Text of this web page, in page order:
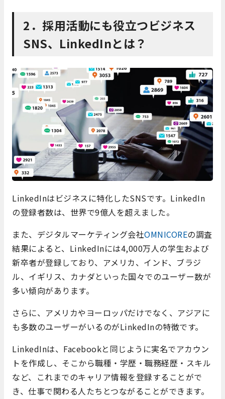
2．採用活動にも役立つビジネス
SNS、LinkedInとは？
LinkedInはビジネスに特化したSNSです。LinkedIn
の登録者数は、世界で9億人を超えました。
また、デジタルマーケティング会社OMNICOREの調査
結果によると、LinkedInには4,000万人の学生および
新卒者が登録しており、アメリカ、インド、ブラジ
ル、イギリス、カナダといった国々でのユーザー数が
多い傾向があります。
さらに、アメリカやヨーロッパだけでなく、アジアに
も多数のユーザーがいるのがLinkedInの特徴です。
LinkedInは、Facebookと同じように実名でアカウン
トを作成し、そこから職種・学歴・職務経歴・スキル
など、これまでのキャリア情報を登録することがで
き、仕事で関わる人たちとつながることができます。